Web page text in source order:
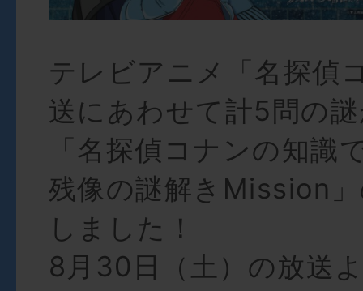
テレビアニメ「名探偵
送にあわせて計5問の
「名探偵コナンの知識
残像の謎解きMission
しました！
8月30日（土）の放送